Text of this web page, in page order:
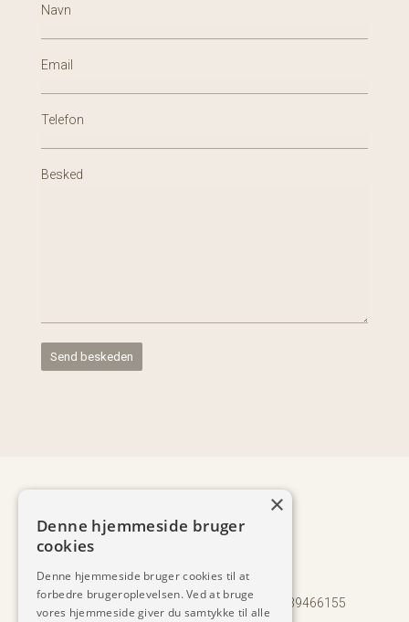
Navn
Email
Telefon
Besked
+45 2044 9918
 Porsvej 6, 8220 Brabrand (Aarhus)
© 2017-2025 Sølvsten Arkitektur ApS | CVR 39466155
×
Denne hjemmeside bruger
cookies
Denne hjemmeside bruger cookies til at
forbedre brugeroplevelsen. Ved at bruge
vores hjemmeside giver du samtykke til alle